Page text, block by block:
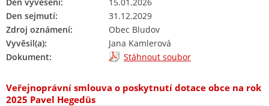
Den sejmutí:
31.12.2029
Zdroj oznámení:
Obec Bludov
Vyvěsil(a):
Jana Kamlerová
Dokument:
Stáhnout soubor
Veřejnoprávní smlouva o poskytnutí dotace obce na rok
2025 Pavel Hegedüs